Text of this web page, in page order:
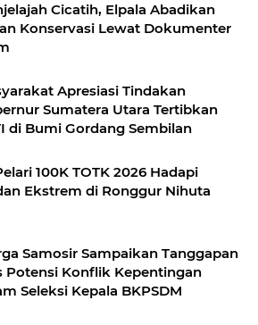
Cicatih, Elpala Abadikan
Konservasi Lewat Dokumenter
Apresiasi Tindakan
Sumatera Utara Tertibkan
di Bumi Gordang Sembilan
100K TOTK 2026 Hadapi
Ekstrem di Ronggur Nihuta
Samosir Sampaikan Tanggapan
Potensi Konflik Kepentingan
Seleksi Kepala BKPSDM